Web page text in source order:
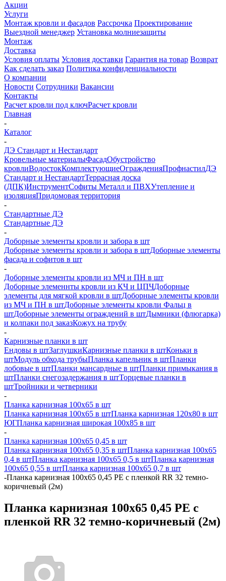
Акции
Услуги
Монтаж кровли и фасадов Рассрочка Проектирование
Выездной менеджер Установка молниезащиты
Монтаж
Доставка
Условия оплаты Условия доставки Гарантия на товар Возврат
Как сделать заказ Политика конфиденциальности
О компании
Новости Сотрудники Вакансии
Контакты
Расчет кровли под ключРасчет кровли
Главная
-
Каталог
-
ДЭ Стандарт и Нестандарт
Кровельные материалыФасадОбустройство
кровлиВодостокКомплектующиеОгражденияПрофнастилДЭ
Стандарт и НестандартТеррасная доска
(ДПК)ИнструментСофиты Металл и ПВХУтепление и
изоляцияПридомовая территория
-
Стандартные ДЭ
Стандартные ДЭ
-
Доборные элементы кровли и забора в шт
Доборные элементы кровли и забора в штДоборные элементы
фасада и софитов в шт
-
Доборные элементы кровли из МЧ и ПН в шт
Доборные элеменнты кровли из КЧ и ЦПЧДоборные
элементы для мягкой кровли в штДоборные элементы кровли
из МЧ и ПН в штДоборные элементы кровли Фальц в
штДоборные элементы ограждений в штДымники (флюгарка)
и колпаки под заказКожух на трубу
-
Карнизные планки в шт
Ендовы в штЗаглушкиКарнизные планки в штКоньки в
штМодуль обхода трубыПланка капельник в штПланки
лобовые в штПланки мансардные в штПланки примыкания в
штПланки снегозадержания в штТорцевые планки в
штТройники и четверники
-
Планка карнизная 100х65 в шт
Планка карнизная 100х65 в штПланка карнизная 120х80 в шт
ЮГПланка карнизная широкая 100х85 в шт
-
Планка карнизная 100х65 0,45 в шт
Планка карнизная 100х65 0,35 в штПланка карнизная 100х65
0,4 в штПланка карнизная 100х65 0,5 в штПланка карнизная
100х65 0,55 в штПланка карнизная 100х65 0,7 в шт
-Планка карнизная 100х65 0,45 PE с пленкой RR 32 темно-
коричневый (2м)
Планка карнизная 100х65 0,45 PE с
пленкой RR 32 темно-коричневый (2м)